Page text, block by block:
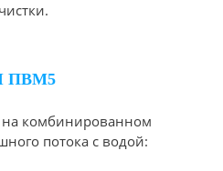
ПВМ5
комбинированном
потока с водой: